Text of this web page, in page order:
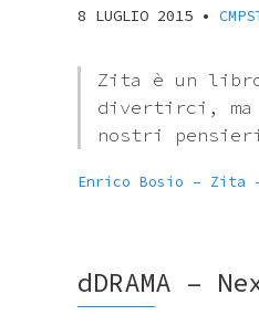
8 LUGLIO 2015•
Zita è un
divertirci, ma
nostri
Enrico Bosio – Zita
dDRAMA –